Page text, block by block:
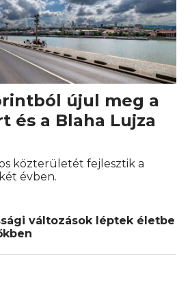
újul meg a
és a Blaha Lujza
közterületét fejlesztik a
évben.
változások léptek életbe